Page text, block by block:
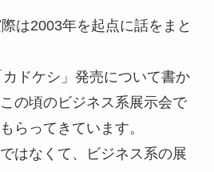
は2003年を起点に話をまと
ドケシ」発売について書か
の頃のビジネス系展示会で
らってきています。
はなくて、ビジネス系の展